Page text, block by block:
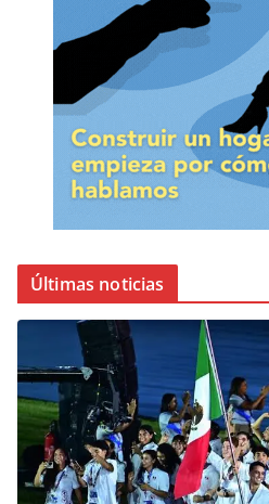
Últimas noticias